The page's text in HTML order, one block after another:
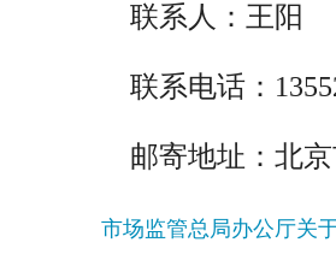
联系人：王阳
联系电话：
邮寄地址：北京
市场监管总局办公厅关